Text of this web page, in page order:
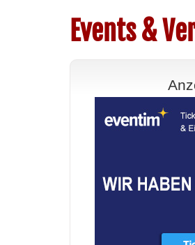
Events &